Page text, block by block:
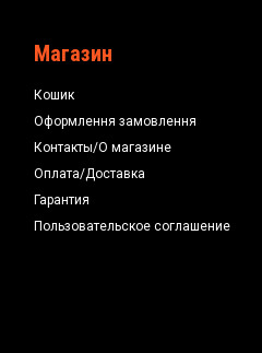
Магазин
Кошик
Оформлення замовлення
Контакты/О магазине
Оплата/Доставка
Гарантия
Пользовательское соглашение